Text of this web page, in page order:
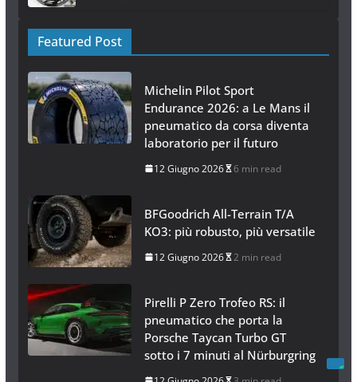
Featured Post
Michelin Pilot Sport
Endurance 2026: a Le Mans il
pneumatico da corsa diventa
laboratorio per il futuro
12 Giugno 2026 6 min read
BFGoodrich All-Terrain T/A
KO3: più robusto, più versatile
12 Giugno 2026 2 min read
Pirelli P Zero Trofeo RS: il
pneumatico che porta la
Porsche Taycan Turbo GT
sotto i 7 minuti al Nürburgring